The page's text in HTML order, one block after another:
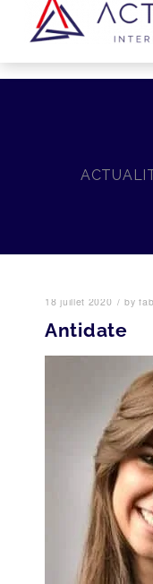
18 juillet 2020 / by
Antidate